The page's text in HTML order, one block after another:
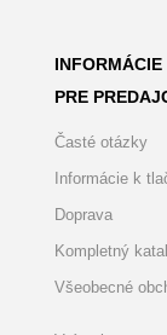
INFORMÁCIE
PRE
Časté otázky
Informácie k
Doprava
Kompletný
Všeobecné